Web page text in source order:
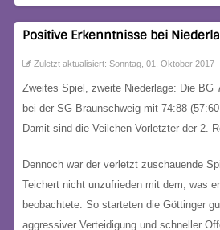
Positive Erkenntnisse bei
Zuletzt aktualisiert: Sonntag, 01. Oktober 2017
Zweites Spiel, zweite Niederlage: Die BG
bei der SG Braunschweig mit 74:88
Damit sind die Veilchen Vorletzter der 2.
Dennoch war der verletzt zuschauende
Teichert nicht unzufrieden mit dem, was
beobachtete. So starteten die Göttinger
aggressiver Verteidigung und schneller